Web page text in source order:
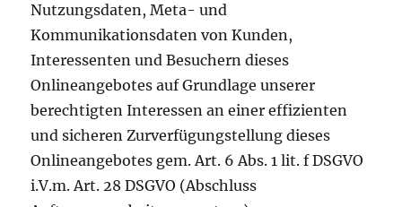
Nutzungsdaten, Meta- und
Kommunikationsdaten von Kunden,
Interessenten und Besuchern dieses
Onlineangebotes auf Grundlage unserer
berechtigten Interessen an einer effizienten
und sicheren Zurverfügungstellung dieses
Onlineangebotes gem. Art. 6 Abs. 1 lit. f DSGVO
i.V.m. Art. 28 DSGVO (Abschluss